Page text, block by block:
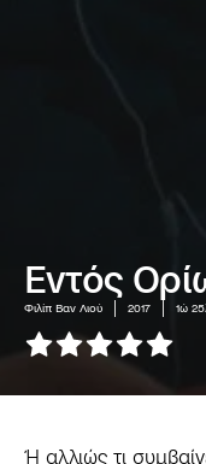
Εντός
Φιλίπ Βαν Λιού 2017 1ώ
Ή αλλιώς τι